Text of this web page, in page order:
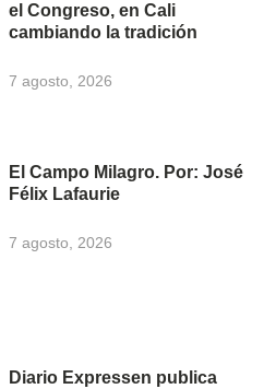
el Congreso, en Cali
cambiando la tradición
7 agosto, 2026
El Campo Milagro. Por: José
Félix Lafaurie
7 agosto, 2026
Diario Expressen publica